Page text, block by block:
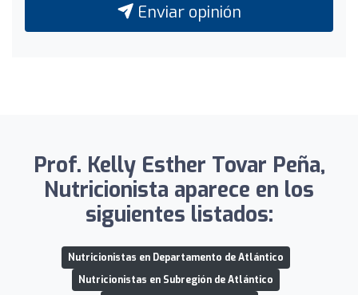
Enviar opinión
Prof. Kelly Esther Tovar Peña,
Nutricionista aparece en los
siguientes listados:
Nutricionistas en Departamento de Atlántico
Nutricionistas en Subregión de Atlántico